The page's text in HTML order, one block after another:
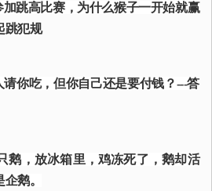
加跳高比赛，为什么猴子一开始就赢
跳犯规
请你吃，但你自己还是要付钱？---答
鹅，放冰箱里，鸡冻死了，鹅却活
鹅。